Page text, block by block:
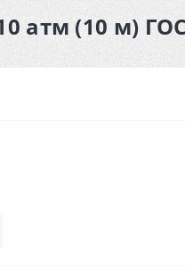
атм (10 м)